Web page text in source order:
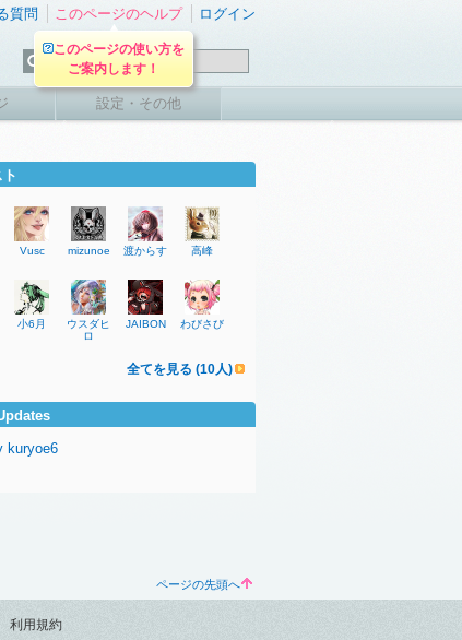
質問 このページのヘルプ ログイン
設定・その他
Vusc mizunoe 渡からす 高峰
小6月
ウスダヒ
ロ
JAIBON わびさび
全てを見る (10人)
kuryoe6
ページの先頭へ
利用規約
このページの使い方を
ご案内します！